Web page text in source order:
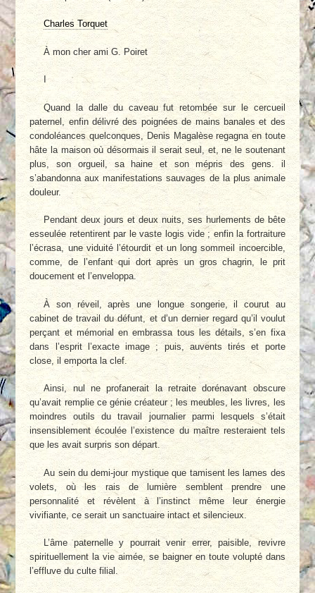
Charles Torquet
À mon cher ami G. Poiret
Quand la dalle du caveau fut retombée sur le cercueil
paternel, enfin délivré des poignées de mains banales et des
condoléances quelconques, Denis Magalèse regagna en toute
hâte la maison où désormais il serait seul, et, ne le soutenant
plus, son orgueil, sa haine et son mépris des gens. il
s’abandonna aux manifestations sauvages de la plus animale
douleur.
Pendant deux jours et deux nuits, ses hurlements de bête
esseulée retentirent par le vaste logis vide ; enfin la fortraiture
l’écrasa, une viduité l’étourdit et un long sommeil incoercible,
comme, de l’enfant qui dort après un gros chagrin, le prit
doucement et l’enveloppa.
À son réveil, après une longue songerie, il courut au
cabinet de travail du défunt, et d’un dernier regard qu’il voulut
perçant et mémorial en embrassa tous les détails, s’en fixa
dans l’esprit l’exacte image ; puis, auvents tirés et porte
close, il emporta la clef.
Ainsi, nul ne profanerait la retraite dorénavant obscure
qu’avait remplie ce génie créateur ; les meubles, les livres, les
moindres outils du travail journalier parmi lesquels s’était
insensiblement écoulée l’existence du maître resteraient tels
que les avait surpris son départ.
Au sein du demi-jour mystique que tamisent les lames des
volets, où les rais de lumière semblent prendre une
personnalité et révèlent à l’instinct même leur énergie
vivifiante, ce serait un sanctuaire intact et silencieux.
L’âme paternelle y pourrait venir errer, paisible, revivre
spirituellement la vie aimée, se baigner en toute volupté dans
l’effluve du culte filial.